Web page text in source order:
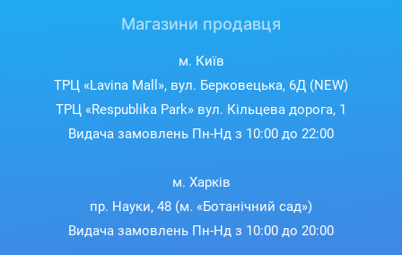
Магазини продавця
м. Київ
ТРЦ «Lavina Mall», вул. Берковецька, 6Д (NEW)
ТРЦ «Respublika Park» вул. Кільцева дорога, 1
Видача замовлень Пн-Нд з 10:00 до 22:00
м. Харків
пр. Науки, 48 (м. «Ботанічний сад»)
Видача замовлень Пн-Нд з 10:00 до 20:00